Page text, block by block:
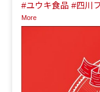
#ユウキ食品 #四川
More